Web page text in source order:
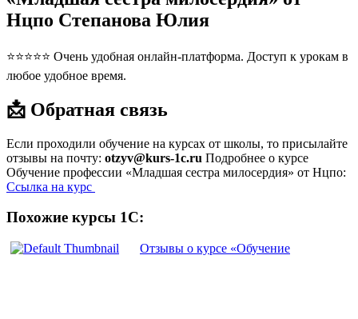
Нцпо Степанова Юлия
⭐⭐⭐⭐⭐ Очень удобная онлайн-платформа. Доступ к урокам в
любое удобное время.
📩 Обратная связь
Если проходили обучение на курсах от школы, то присылайте
отзывы на почту: otzyv@kurs-1c.ru Подробнее о курсе
Обучение профессии «Младшая сестра милосердия» от Нцпо:
Ссылка на курс
Похожие курсы 1С:
Отзывы о курсе «Обучение